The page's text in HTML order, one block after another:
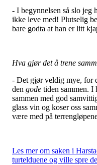
- I begynnelsen så slo jeg
ikke leve med! Plutselig
bare godta at han er litt
Hva gjør det å trene
- Det gjør veldig mye, for
den gode tiden sammen. I
sammen med god
glass vin og koser oss
være med på
Les mer om saken i
turtelduene og ville spre